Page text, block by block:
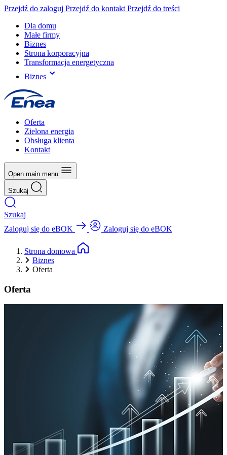
Przejdź do zaloguj Przejdź do kontakt Przejdź do treści
Dla domu
Małe firmy
Biznes
Strona korporacyjna
Transformacja energetyczna
Biznes
Oferta
Zielona energia
Obsługa klienta
Kontakt
Open main menu
Szukaj
Szukaj
Zaloguj się do eBOK
Zaloguj się do eBOK
Strona domowa
Biznes
Oferta
Oferta